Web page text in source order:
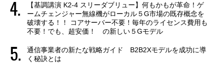
【基調講演 K2-4 スリーダブリュー】何もかもが革命！ゲ
ームチェンジャー無線機がローカル５G市場の既存概念を
破壊する！！ コアサーバー不要！毎年のライセンス費用も
不要！でも、超安価！ の新しい５Gモデル
通信事業者の新たな戦略ガイド B2B2Xモデルを成功に導
く秘訣とは